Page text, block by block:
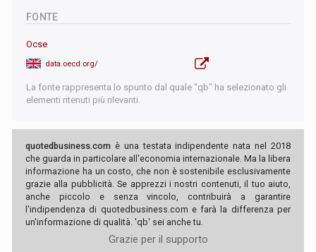
FONTE
Ocse
data.oecd.org/
La fonte rappresenta lo spunto dal quale "qb" ha selezionato gli
elementi ritenuti più rilevanti.
quotedbusiness.com è una testata indipendente nata nel 2018
che guarda in particolare all'economia internazionale. Ma la libera
informazione ha un costo, che non è sostenibile esclusivamente
grazie alla pubblicità. Se apprezzi i nostri contenuti, il tuo aiuto,
anche piccolo e senza vincolo, contribuirà a garantire
l'indipendenza di quotedbusiness.com e farà la differenza per
un'informazione di qualità. 'qb' sei anche tu.
Grazie per il supporto